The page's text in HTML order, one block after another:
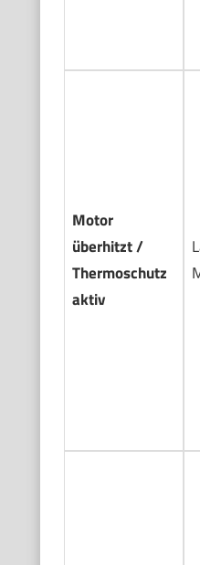
Motor
überhitzt /
Thermoschutz
aktiv